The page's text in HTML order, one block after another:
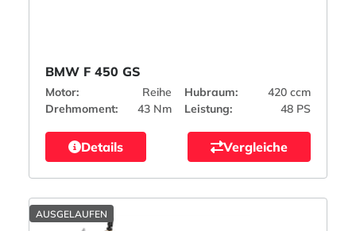
BMW F 450 GS
Motor: Reihe Hubraum:
420 ccm
Drehmoment:
43 Nm Leistung: 48 PS
Details Vergleiche
AUSGELAUFEN